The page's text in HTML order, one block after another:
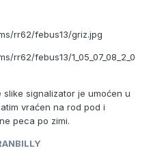
rr62/febus13/griz.jpg
rr62/febus13/1_05_07_08_2_0
signalizator je umoćen u
vraćen na rod pod i
peca po zimi.